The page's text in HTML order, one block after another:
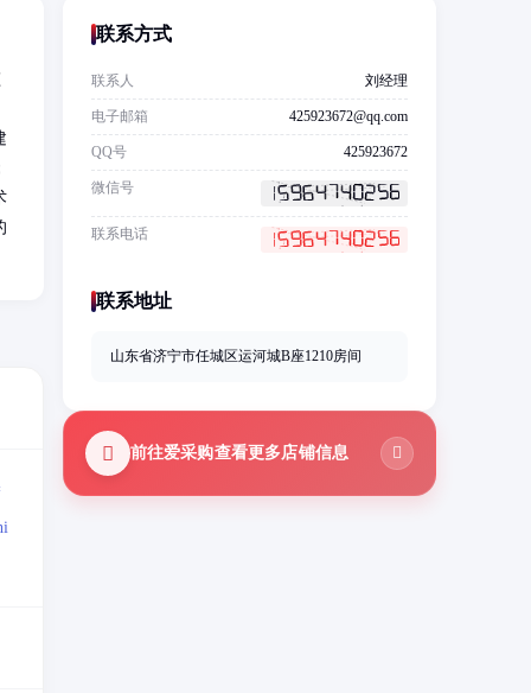
联系方式
联系人 刘经理
电子邮箱 425923672@qq.com
QQ号 425923672
微信号
联系电话
联系地址
山东省济宁市任城区运河城B座1210房间
前往爱采购查看更多店铺信息